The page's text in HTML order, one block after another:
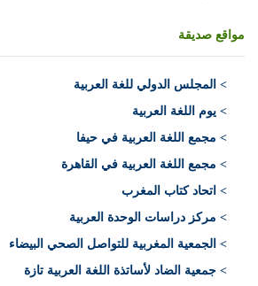
مواقع صديقة
> المجلس الدولي للغة العربية
> يوم اللغة العربية
> مجمع اللغة العربية في حيفا
> مجمع اللغة العربية في القاهرة
> اتحاد كتاب المغرب
> مركز دراسات الوحدة العربية
> الجمعية المغربية للتواصل الصحي البيضاء
> جمعية الضاد لأساتذة اللغة العربية تازة